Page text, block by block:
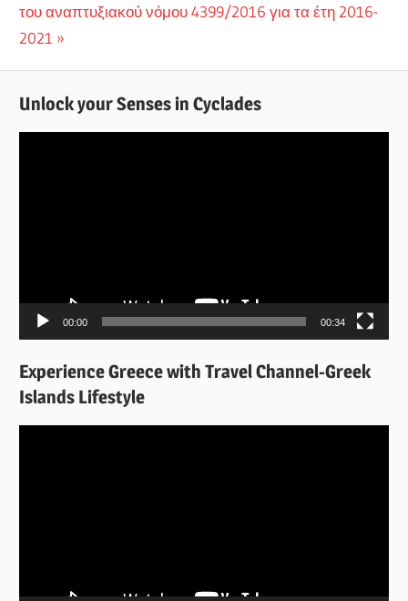
Post:
του αναπτυξιακού νόμου 4399/2016 για τα έτη 2016-
2021
Unlock your Senses in Cyclades
00:00 00:34
Experience Greece with Travel Channel-Greek
Islands Lifestyle